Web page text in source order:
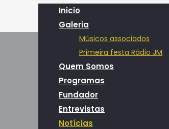
Inicio
Galeria
Músicos associados
Primeira festa Rádio JM
Quem Somos
Programas
Fundador
Entrevistas
Notícias